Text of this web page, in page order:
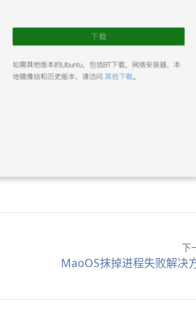
下
MaoOS抹掉进程失败解决